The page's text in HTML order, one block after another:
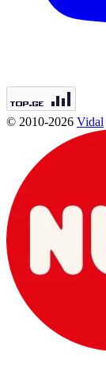
© 2010-2026 Vidal